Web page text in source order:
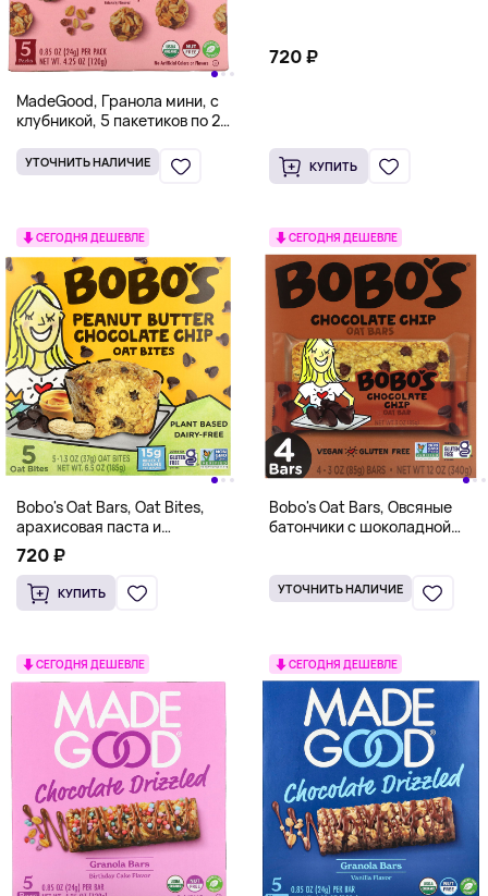
MadeGood, Гранола мини, с
клубникой, 5 пакетиков по 24
УТОЧНИТЬ НАЛИЧИЕ
720 ₽
КУПИТЬ
СЕГОДНЯ ДЕШЕВЛЕ
Bobo's Oat Bars, Oat Bites,
арахисовая паста и
шоколадная крошка, 5 шт. по
37 г (1,3 унции)
720 ₽
КУПИТЬ
СЕГОДНЯ ДЕШЕВЛЕ
Bobo's Oat Bars, Овсяные
батончики с шоколадной
УТОЧНИТЬ НАЛИЧИЕ
СЕГОДНЯ ДЕШЕВЛЕ СЕГОДНЯ ДЕШЕВЛЕ